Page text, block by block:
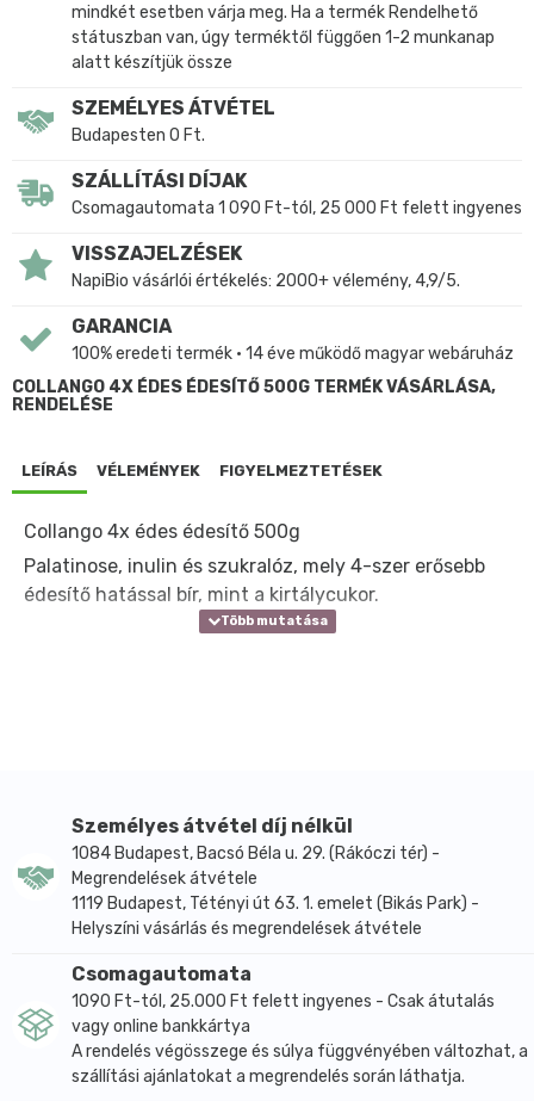
mindkét esetben várja meg. Ha a termék Rendelhető
státuszban van, úgy terméktől függően 1-2 munkanap
alatt készítjük össze
SZEMÉLYES ÁTVÉTEL
Budapesten 0 Ft.
SZÁLLÍTÁSI DÍJAK
Csomagautomata 1 090 Ft-tól, 25 000 Ft felett ingyenes
VISSZAJELZÉSEK
NapiBio vásárlói értékelés: 2000+ vélemény, 4,9/5.
GARANCIA
100% eredeti termék • 14 éve működő magyar webáruház
COLLANGO 4X ÉDES ÉDESÍTŐ 500G TERMÉK VÁSÁRLÁSA,
RENDELÉSE
LEÍRÁS VÉLEMÉNYEK FIGYELMEZTETÉSEK
Collango 4x édes édesítő 500g
Palatinose, inulin és szukralóz, mely 4-szer erősebb
édesítő hatással bír, mint a kirtálycukor.
Személyes átvétel díj nélkül
1084 Budapest, Bacsó Béla u. 29. (Rákóczi tér) -
Megrendelések átvétele
1119 Budapest, Tétényi út 63. 1. emelet (Bikás Park) -
Helyszíni vásárlás és megrendelések átvétele
Csomagautomata
1090 Ft-tól, 25.000 Ft felett ingyenes - Csak átutalás
vagy online bankkártya
A rendelés végösszege és súlya függvényében változhat, a
szállítási ajánlatokat a megrendelés során láthatja.